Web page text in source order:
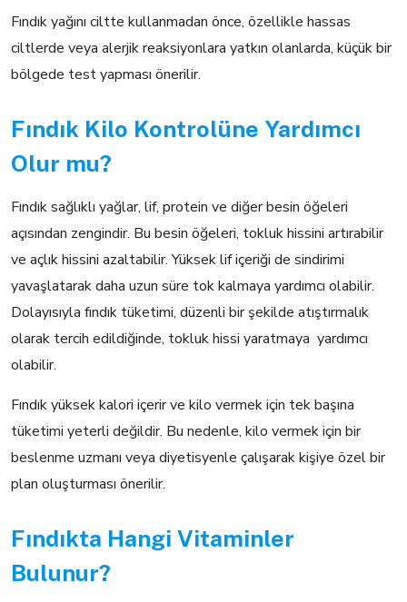
Fındık yağını ciltte kullanmadan önce, özellikle hassas
ciltlerde veya alerjik reaksiyonlara yatkın olanlarda, küçük bir
bölgede test yapması önerilir.
Fındık Kilo Kontrolüne Yardımcı
Olur mu?
Fındık sağlıklı yağlar, lif, protein ve diğer besin öğeleri
açısından zengindir. Bu besin öğeleri, tokluk hissini artırabilir
ve açlık hissini azaltabilir. Yüksek lif içeriği de sindirimi
yavaşlatarak daha uzun süre tok kalmaya yardımcı olabilir.
Dolayısıyla fındık tüketimi, düzenli bir şekilde atıştırmalık
olarak tercih edildiğinde, tokluk hissi yaratmaya yardımcı
olabilir.
Fındık yüksek kalori içerir ve kilo vermek için tek başına
tüketimi yeterli değildir. Bu nedenle, kilo vermek için bir
beslenme uzmanı veya diyetisyenle çalışarak kişiye özel bir
plan oluşturması önerilir.
Fındıkta Hangi Vitaminler
Bulunur?